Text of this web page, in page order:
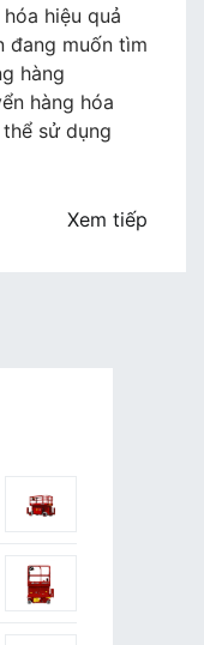
hiệu quả
đang muốn tìm
hàng
hàng hóa
sử dụng
Xem tiếp